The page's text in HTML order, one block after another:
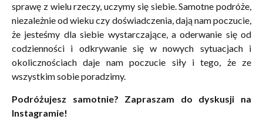
sprawę z wielu rzeczy, uczymy się siebie. Samotne podróże,
niezależnie od wieku czy doświadczenia, dają nam poczucie,
że jesteśmy dla siebie wystarczające, a oderwanie się od
codzienności i odkrywanie się w nowych sytuacjach i
okolicznościach daje nam poczucie siły i tego, że ze
wszystkim sobie poradzimy.
Podróżujesz samotnie? Zapraszam do dyskusji na
Instagramie!